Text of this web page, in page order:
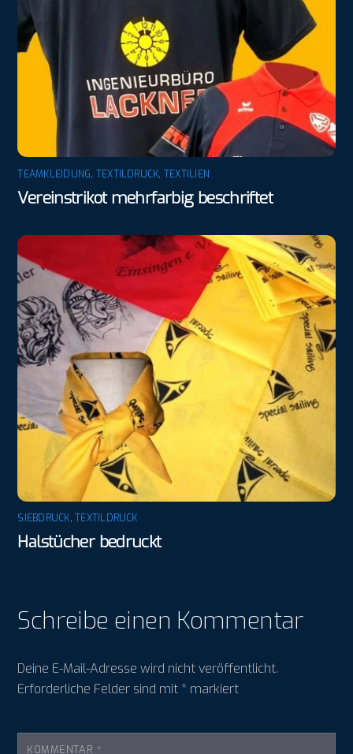
TEAMKLEIDUNG, TEXTILDRUCK, TEXTILIEN
Vereinstrikot mehrfarbig beschriftet
SIEBDRUCK,TEXTILDRUCK
Halstücher bedruckt
Schreibe einen Kommentar
Deine E-Mail-Adresse wird nicht veröffentlicht.
Erforderliche Felder sind mit * markiert
KOMMENTAR *